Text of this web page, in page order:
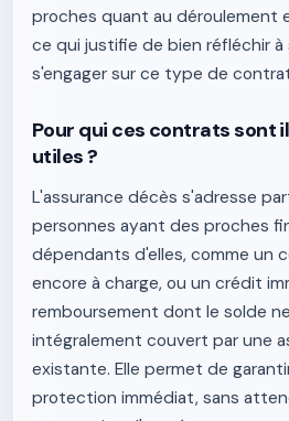
proches quant au déroulement
ce qui justifie de bien réfléchir
s'engager sur ce type de
Pour qui ces contrats sont
utiles ?
L'assurance décès s'adresse
personnes ayant des proches
dépendants d'elles, comme un
encore à charge, ou un crédit
remboursement dont le solde
intégralement couvert par une
existante. Elle permet de
protection immédiat, sans